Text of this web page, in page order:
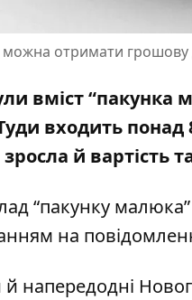
можна отримати
вміст
входить понад
зросла й вартість
“пакунку
на
й напередодні